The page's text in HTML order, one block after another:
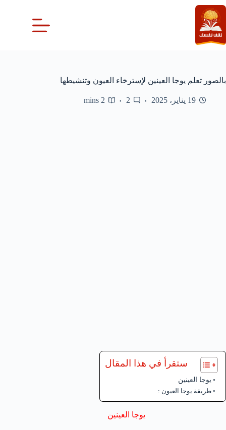
التجاوز
إلى
المحتوى
بالصور تعلم يوجا العينين لإسترخاء العيون وتنشيطها
19 يناير، 2025 2
2 mins
ستقرأ في هذا المقال
يوجا العينين
طريقة يوجا العيون :
يوجا العينين